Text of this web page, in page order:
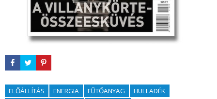
ELŐÁLLÍTÁS ENERGIA FŰTŐANYAG
HULLADÉK